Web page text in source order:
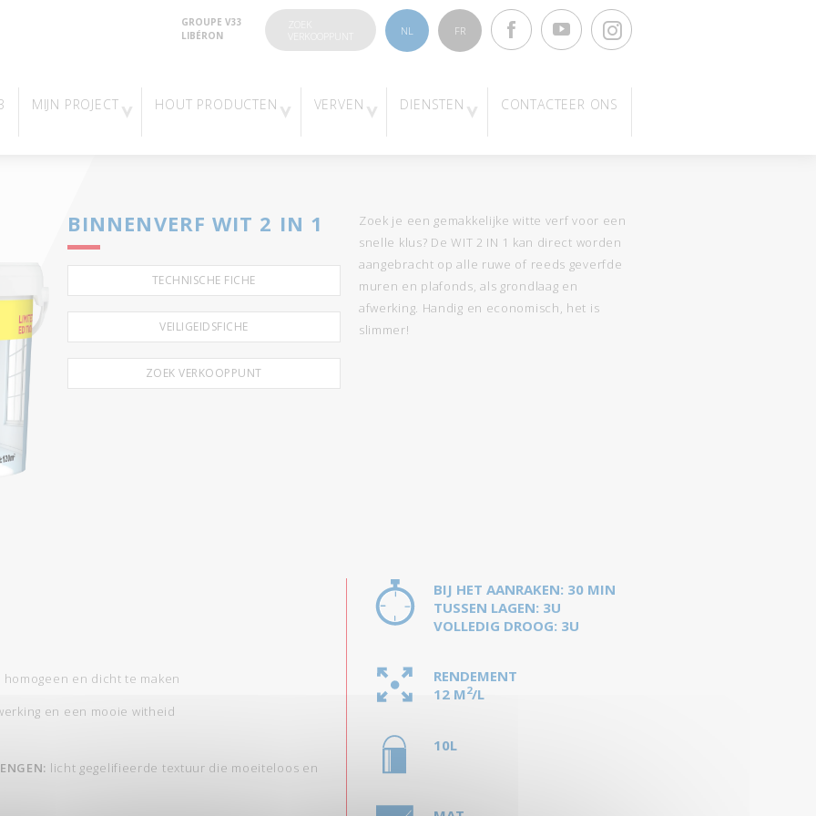
MIJN PROJECT HOUT PRODUCTEN VERVEN DIENSTEN CONTACTEER ONS
GROUPE V33
LIBÉRON
NL FR FacebookYoutubeInstagram
BINNENVERF WIT 2 IN 1
TECHNISCHE FICHE
VEILIGEIDSFICHE
ZOEK VERKOOPPUNT
Zoek je een gemakkelijke witte verf voor een
snelle klus? De WIT 2 IN 1 kan direct worden
aangebracht op alle ruwe of reeds geverfde
muren en plafonds, als grondlaag en
afwerking. Handig en economisch, het is
slimmer!
en dicht te maken
en een mooie witheid
licht gegelifieerde textuur die moeiteloos en
BIJ HET AANRAKEN: 30 MIN
TUSSEN LAGEN: 3U
VOLLEDIG DROOG: 3U
RENDEMENT
12 M2/L
10L